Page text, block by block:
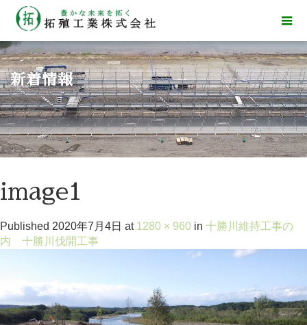
新着情報
image1
Published 2020年7月4日 at 1280 × 960 in 十勝川維持工事の
内 十勝川伐開工事